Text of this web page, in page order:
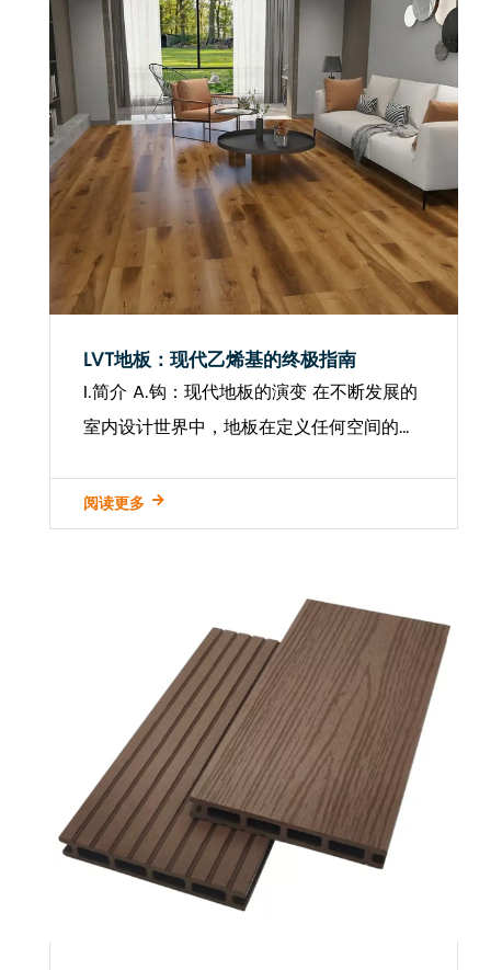
LVT地板：现代乙烯基的终极指南
I.简介 A.钩：现代地板的演变 在不断发展的
室内设计世界中，地板在定义任何空间的美
和陶瓷瓷砖之类的传统选择长期以来一直保
持着自己的立场，但新的竞争者迅速提出了
阅读更多